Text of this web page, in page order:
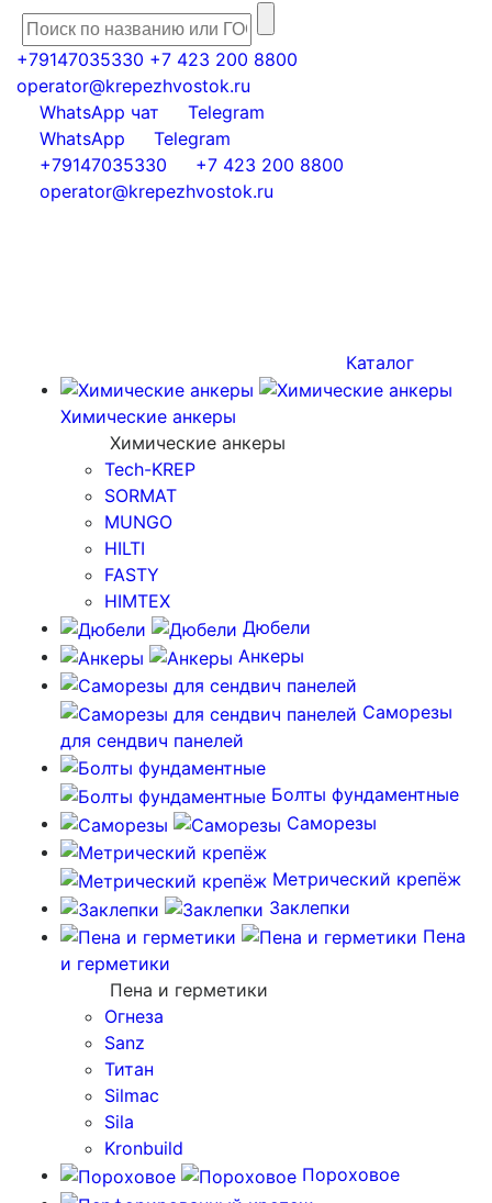
+79147035330 +7 423 200 8800
operator@krepezhvostok.ru
WhatsApp чат
Telegram
WhatsApp
Telegram
+79147035330
+7 423 200 8800
operator@krepezhvostok.ru
Каталог
Химические анкеры
Химические анкеры
Tech-KREP
SORMAT
MUNGO
HILTI
FASTY
HIMTEX
Дюбели
Анкеры
Саморезы
для сендвич панелей
Болты фундаментные
Саморезы
Метрический крепёж
Заклепки
Пена
и герметики
Пена и герметики
Огнеза
Sanz
Титан
Silmac
Sila
Kronbuild
Пороховое